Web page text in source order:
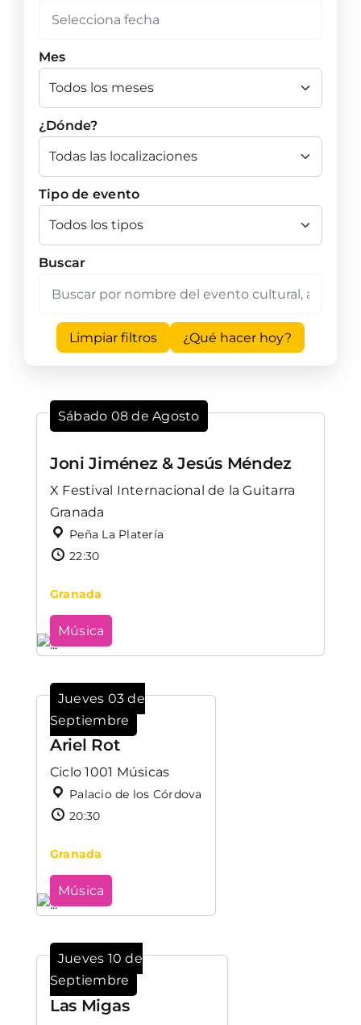
Mes
¿Dónde?
Tipo de evento
Buscar
Limpiar filtros ¿Qué hacer hoy?
Sábado 08 de Agosto
Joni Jiménez & Jesús Méndez
X Festival Internacional de la Guitarra
Granada
Peña La Platería
22:30
Granada
Música
Jueves 03 de
Septiembre
Ariel Rot
Ciclo 1001 Músicas
Palacio de los Córdova
20:30
Granada
Música
Jueves 10 de
Septiembre
Las Migas